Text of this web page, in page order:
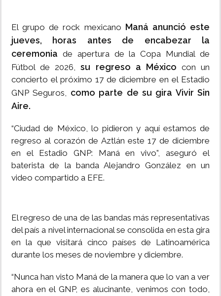
El grupo de rock mexicano Maná anunció este
jueves, horas antes de encabezar la
ceremonia de apertura de la Copa Mundial de
Fútbol de 2026, su regreso a México con un
concierto el próximo 17 de diciembre en el Estadio
GNP Seguros, como parte de su gira Vivir Sin
Aire.
“Ciudad de México, lo pidieron y aquí estamos de
regreso al corazón de Aztlán este 17 de diciembre
en el Estadio GNP: Maná en vivo”, aseguró el
baterista de la banda Alejandro González en un
video compartido a EFE.
El regreso de una de las bandas más representativas
del país a nivel internacional se consolida en esta gira
en la que visitará cinco países de Latinoamérica
durante los meses de noviembre y diciembre.
“Nunca han visto Maná de la manera que lo van a ver
ahora en el GNP, es alucinante, venimos con todo,